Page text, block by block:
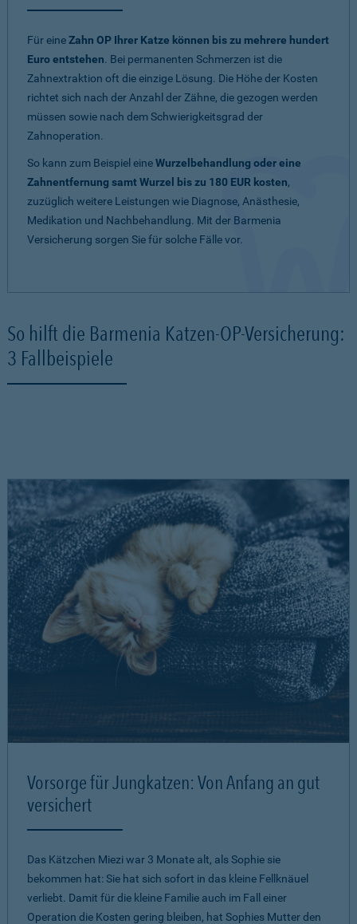
Für eineZahn OP Ihrer Katze können bis zu mehrere hundert
Euro entstehen. Bei permanenten Schmerzen ist die
Zahnextraktion oft die einzige Lösung. Die Höhe der Kosten
richtet sich nach der Anzahl der Zähne, die gezogen werden
müssen sowie nach dem Schwierigkeitsgrad der
Zahnoperation.
So kann zum Beispiel eineWurzelbehandlung oder eine
Zahnentfernung samt Wurzel bis zu 180 EUR kosten,
zuzüglich weitere Leistungen wie Diagnose, Anästhesie,
Medikation und Nachbehandlung. Mit der Barmenia
Versicherung sorgen Sie für solche Fälle vor.
So hilft die Barmenia Katzen-OP-Versicherung:
3 Fallbeispiele
Vorsorge für Jungkatzen: Von Anfang an gut
versichert
Das Kätzchen Miezi war 3 Monate alt, als Sophie sie
bekommen hat: Sie hat sich sofort in das kleine Fellknäuel
verliebt. Damit für die kleine Familie auch im Fall einer
Operation die Kosten gering bleiben, hat Sophies Mutter den